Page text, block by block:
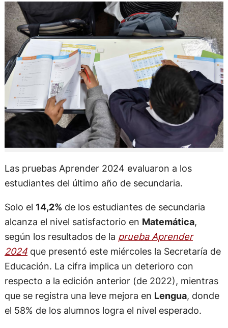
Las pruebas Aprender 2024 evaluaron a los
estudiantes del último año de secundaria.
Solo el 14,2% de los estudiantes de secundaria
alcanza el nivel satisfactorio en Matemática,
según los resultados de la prueba Aprender
2024que presentó este miércoles la Secretaría de
Educación. La cifra implica un deterioro con
respecto a la edición anterior (de 2022), mientras
que se registra una leve mejora en Lengua, donde
el 58% de los alumnos logra el nivel esperado.